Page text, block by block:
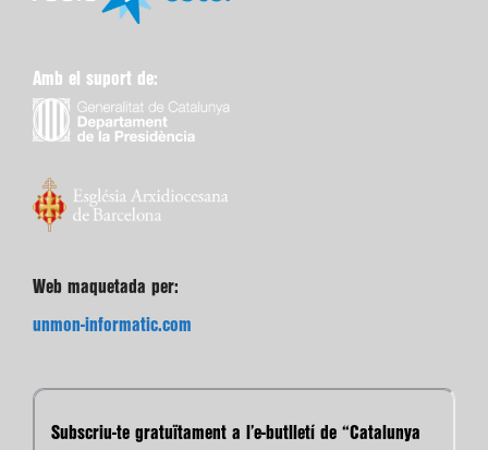
Amb el suport de:
Web maquetada per:
unmon-informatic.com
Subscriu-te gratuïtament a l’e-butlletí de “Catalunya